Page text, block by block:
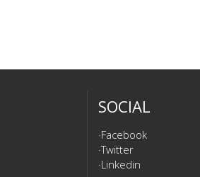
SOCIAL
Facebook
Twitter
Linkedin